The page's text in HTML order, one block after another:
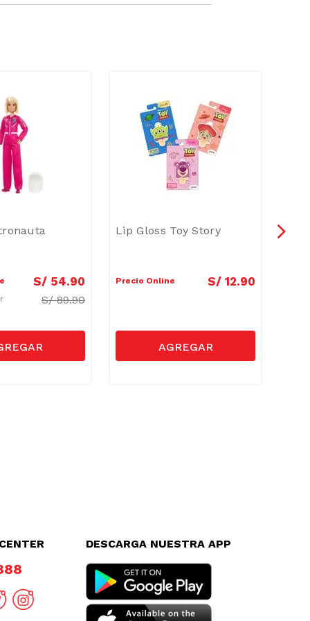
S/ 54.90
S/89.90
Lip Gloss Toy Story
Precio Online S/ 12.90
DESCARGA NUESTRA APP